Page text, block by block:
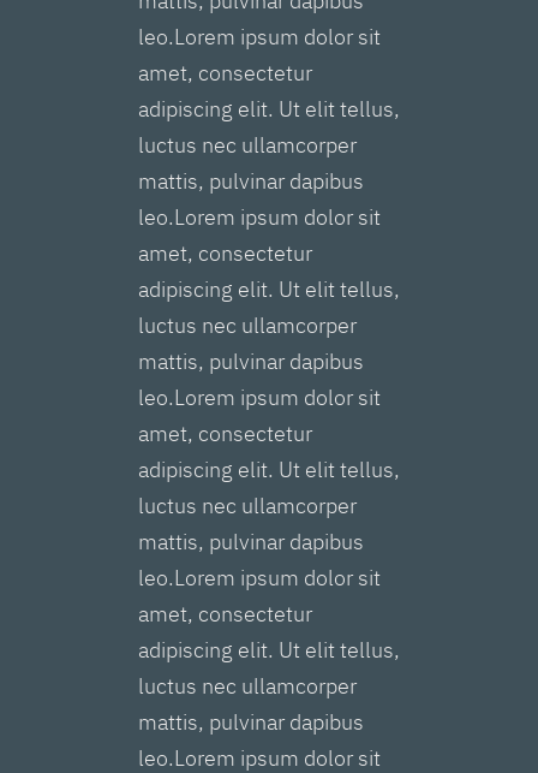
leo.Lorem ipsum dolor sit
amet, consectetur
adipiscing elit. Ut elit tellus,
luctus nec ullamcorper
mattis, pulvinar dapibus
leo.Lorem ipsum dolor sit
amet, consectetur
adipiscing elit. Ut elit tellus,
luctus nec ullamcorper
mattis, pulvinar dapibus
leo.Lorem ipsum dolor sit
amet, consectetur
adipiscing elit. Ut elit tellus,
luctus nec ullamcorper
mattis, pulvinar dapibus
leo.Lorem ipsum dolor sit
amet, consectetur
adipiscing elit. Ut elit tellus,
luctus nec ullamcorper
mattis, pulvinar dapibus
leo.Lorem ipsum dolor sit